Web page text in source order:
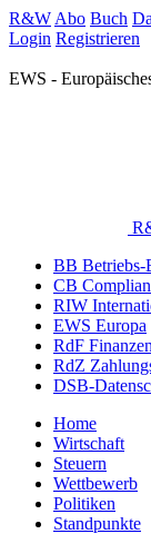
R&W Abo Buch
Login Registrieren
EWS -
BB Betriebs-
CB
RIW
EWS Europa
RdF Finanzen
RdZ
DSB-
Home
Wirtschaft
Steuern
Wettbewerb
Politiken
Standpunkte